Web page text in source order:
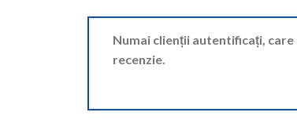
Numai clienții autentificați,
recenzie.